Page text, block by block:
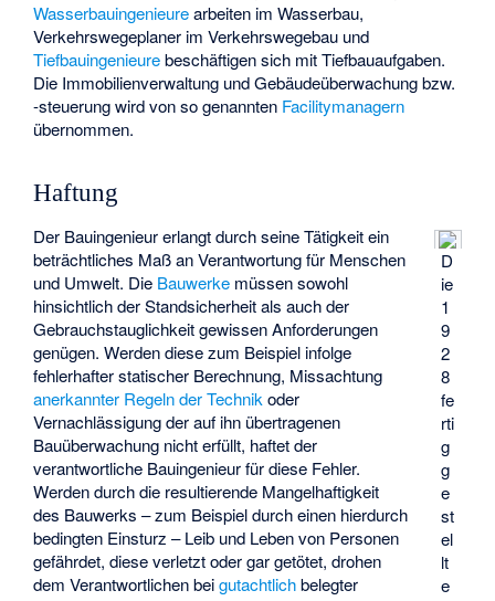
Wasserbauingenieurearbeiten im Wasserbau,
Verkehrswegeplaner im Verkehrswegebau und
Tiefbauingenieurebeschäftigen sich mit Tiefbauaufgaben.
Die Immobilienverwaltung und Gebäudeüberwachung bzw.
-steuerung wird von so genannten Facilitymanagern
übernommen.
Haftung
D
ie
1
9
2
8
fe
rti
g
g
e
st
el
lt
e
Der Bauingenieur erlangt durch seine Tätigkeit ein
beträchtliches Maß an Verantwortung für Menschen
und Umwelt. Die Bauwerke müssen sowohl
hinsichtlich der Standsicherheit als auch der
Gebrauchstauglichkeit gewissen Anforderungen
genügen. Werden diese zum Beispiel infolge
fehlerhafter statischer Berechnung, Missachtung
anerkannter Regeln der Technik oder
Vernachlässigung der auf ihn übertragenen
Bauüberwachung nicht erfüllt, haftet der
verantwortliche Bauingenieur für diese Fehler.
Werden durch die resultierende Mangelhaftigkeit
des Bauwerks – zum Beispiel durch einen hierdurch
bedingten Einsturz – Leib und Leben von Personen
gefährdet, diese verletzt oder gar getötet, drohen
dem Verantwortlichen beigutachtlichbelegter